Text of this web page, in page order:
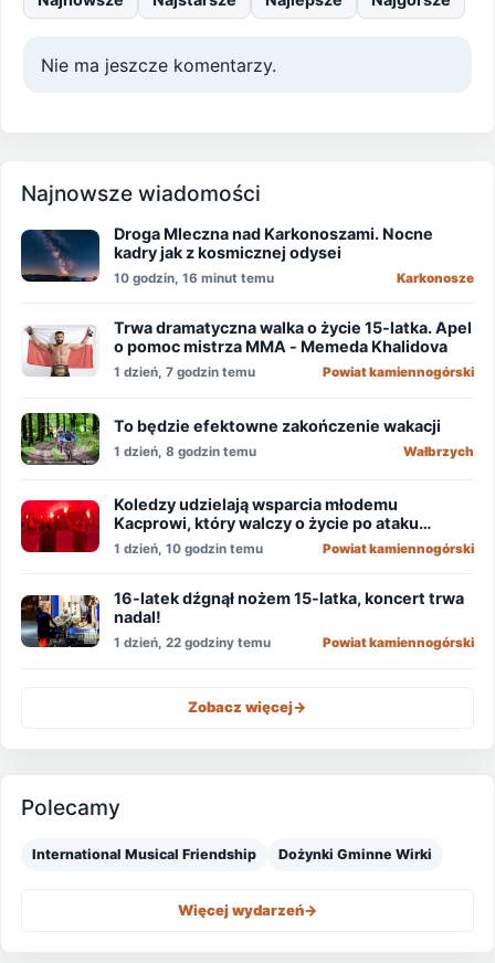
Nie ma jeszcze komentarzy.
Najnowsze wiadomości
Droga Mleczna nad Karkonoszami. Nocne
kadry jak z kosmicznej odysei
10 godzin, 16 minut temu Karkonosze
Trwa dramatyczna walka o życie 15-latka. Apel
o pomoc mistrza MMA - Memeda Khalidova
1 dzień, 7 godzin temu Powiat kamiennogórski
To będzie efektowne zakończenie wakacji
1 dzień, 8 godzin temu Wałbrzych
Koledzy udzielają wsparcia młodemu
Kacprowi, który walczy o życie po ataku
nożownika!
1 dzień, 10 godzin temu Powiat kamiennogórski
16-latek dźgnął nożem 15-latka, koncert trwa
nadal!
1 dzień, 22 godziny temu Powiat kamiennogórski
Zobacz więcej->
Polecamy
International Musical Friendship Dożynki Gminne Wirki
Więcej wydarzeń->